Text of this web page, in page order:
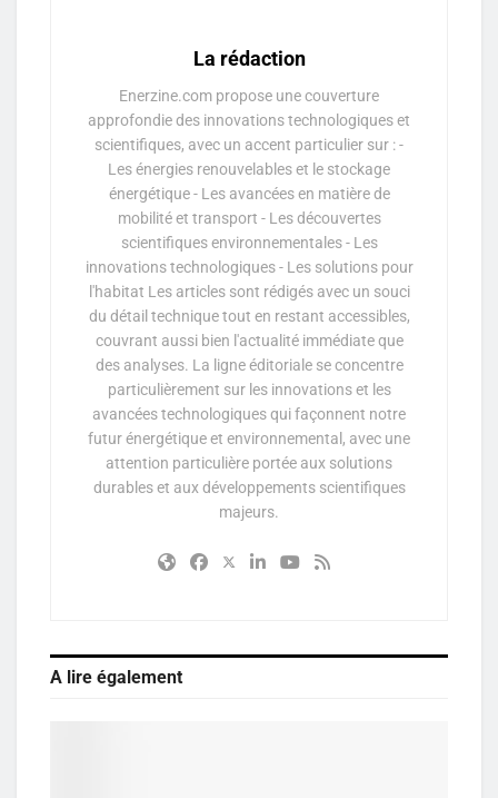
La rédaction
Enerzine.com propose une couverture
approfondie des innovations technologiques et
scientifiques, avec un accent particulier sur : -
Les énergies renouvelables et le stockage
énergétique - Les avancées en matière de
mobilité et transport - Les découvertes
scientifiques environnementales - Les
innovations technologiques - Les solutions pour
l'habitat Les articles sont rédigés avec un souci
du détail technique tout en restant accessibles,
couvrant aussi bien l'actualité immédiate que
des analyses. La ligne éditoriale se concentre
particulièrement sur les innovations et les
avancées technologiques qui façonnent notre
futur énergétique et environnemental, avec une
attention particulière portée aux solutions
durables et aux développements scientifiques
majeurs.
A lire également